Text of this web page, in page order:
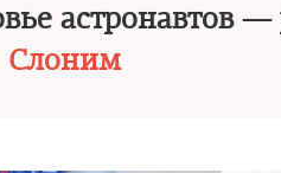
астронавтов —
Слоним